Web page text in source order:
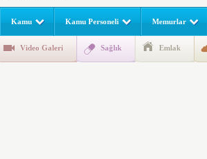
2026 Yılı Norm Güncellemeleri Başladı! Öğretmenler
E-Devlet Unutulan Para Sorgulaması Başladı:
Kamu Kamu Personeli Memurlar
Video Galeri Sağlık Emlak